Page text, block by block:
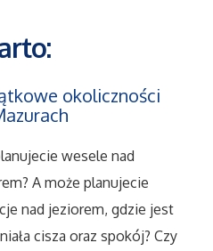
okoliczności
wesele nad
A może planujecie
nad jeziorem, gdzie jest
cisza oraz spokój? Czy